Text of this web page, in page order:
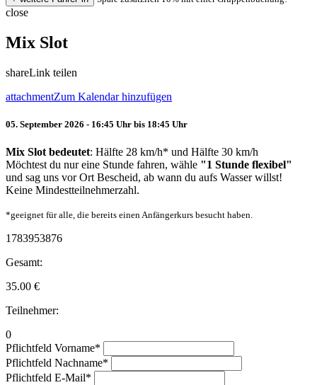
close
Mix Slot
shareLink teilen
attachmentZum Kalendar hinzufügen
05. September 2026 - 16:45 Uhr bis 18:45 Uhr
Mix Slot bedeutet: Hälfte 28 km/h* und Hälfte 30 km/h
Möchtest du nur eine Stunde fahren, wähle "1 Stunde flexibel"
und sag uns vor Ort Bescheid, ab wann du aufs Wasser willst!
Keine Mindestteilnehmerzahl.
*geeignet für alle, die bereits einen Anfängerkurs besucht haben.
1783953876
Gesamt:
35.00 €
Teilnehmer:
0
Pflichtfeld Vorname*
Pflichtfeld Nachname*
Pflichtfeld E-Mail*